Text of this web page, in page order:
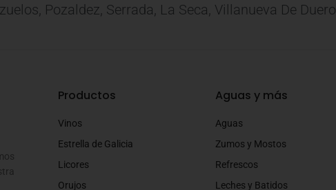
Pozaldez, Serrada, La Seca, Villanueva De Duero.
Productos
Vinos
Estrella de Galicia
Licores
Orujos
Aguas y más
Aguas
Zumos y Mostos
Refrescos
Leches y Batidos